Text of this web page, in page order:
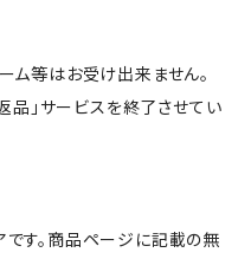
ム等はお受け出来ません。
品」サービスを終了させてい
です。商品ページに記載の無